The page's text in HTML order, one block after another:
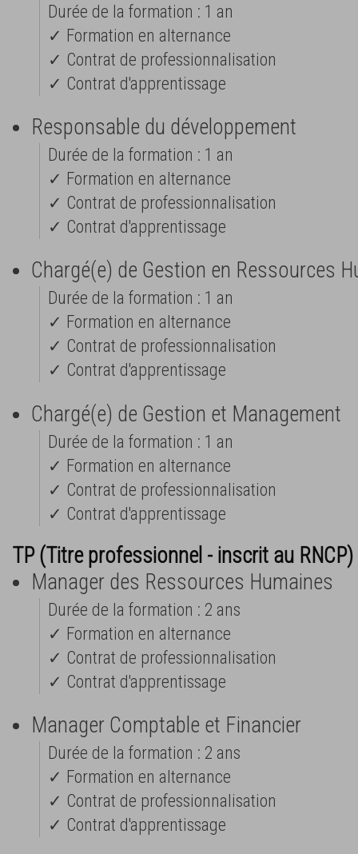
Durée de la formation : 1 an
✓ Formation en alternance
✓ Contrat de professionnalisation
✓ Contrat d'apprentissage
Responsable du développement
Durée de la formation : 1 an
✓ Formation en alternance
✓ Contrat de professionnalisation
✓ Contrat d'apprentissage
Chargé(e) de Gestion en Ressources
Durée de la formation : 1 an
✓ Formation en alternance
✓ Contrat de professionnalisation
✓ Contrat d'apprentissage
Chargé(e) de Gestion et Management
Durée de la formation : 1 an
✓ Formation en alternance
✓ Contrat de professionnalisation
✓ Contrat d'apprentissage
TP (Titre professionnel - inscrit au RNCP)
Manager des Ressources Humaines
Durée de la formation : 2 ans
✓ Formation en alternance
✓ Contrat de professionnalisation
✓ Contrat d'apprentissage
Manager Comptable et Financier
Durée de la formation : 2 ans
✓ Formation en alternance
✓ Contrat de professionnalisation
✓ Contrat d'apprentissage